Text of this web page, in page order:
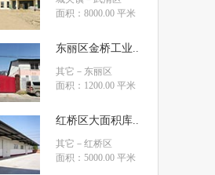
面积：8000.00 平米
东丽区金桥工业..
其它 －东丽区
面积：1200.00 平米
红桥区大面积库..
其它 －红桥区
面积：5000.00 平米